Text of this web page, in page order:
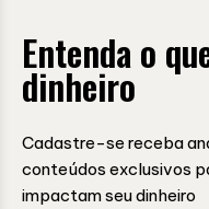
Entenda o
dinheiro
Cadastre-se receba
conteúdos exclusivos
impactam seu dinheiro